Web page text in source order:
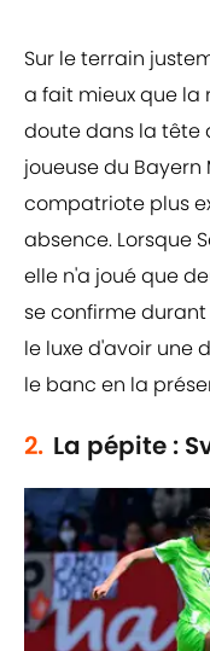
Sur le terrain
a fait mieux que la
doute dans la tête
joueuse du
compatriote plus
absence. Lorsque
elle n'a joué que
se confirme
le luxe d'avoir une
le banc en la
2. La pépite :